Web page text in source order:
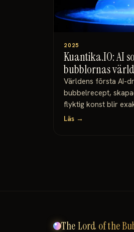
2025
Kuantika.IO: AI
bubblornas värld
Världens första AI-
bubbelrecept,
flyktig konst blir
Läs →
The Lord of the